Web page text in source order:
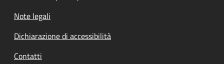
Note legali
Dichiarazione di accessibilità
Contatti